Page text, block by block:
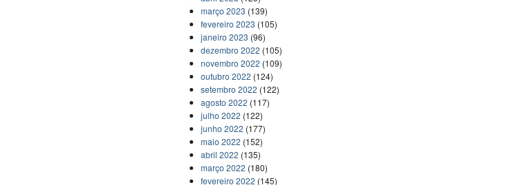
março 2023 (139)
fevereiro 2023 (105)
janeiro 2023 (96)
dezembro 2022 (105)
novembro 2022 (109)
outubro 2022 (124)
setembro 2022 (122)
agosto 2022 (117)
julho 2022 (122)
junho 2022 (177)
maio 2022 (152)
abril 2022 (135)
março 2022 (180)
fevereiro 2022 (145)